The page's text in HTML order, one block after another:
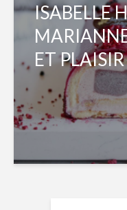
ISABELLE
ET PLAISIR